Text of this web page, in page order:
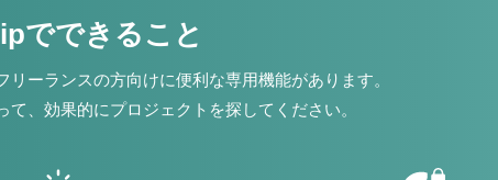
でできること
リーランスの方向けに便利な専用機能があります。
て、効果的にプロジェクトを探してください。